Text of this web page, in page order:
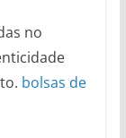
no
bolsas de